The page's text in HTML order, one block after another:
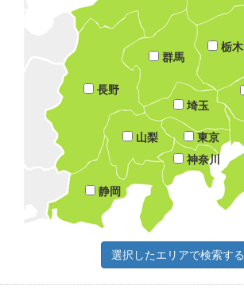
東京
神奈川
静岡
埼玉
栃木
群馬
山梨
長野